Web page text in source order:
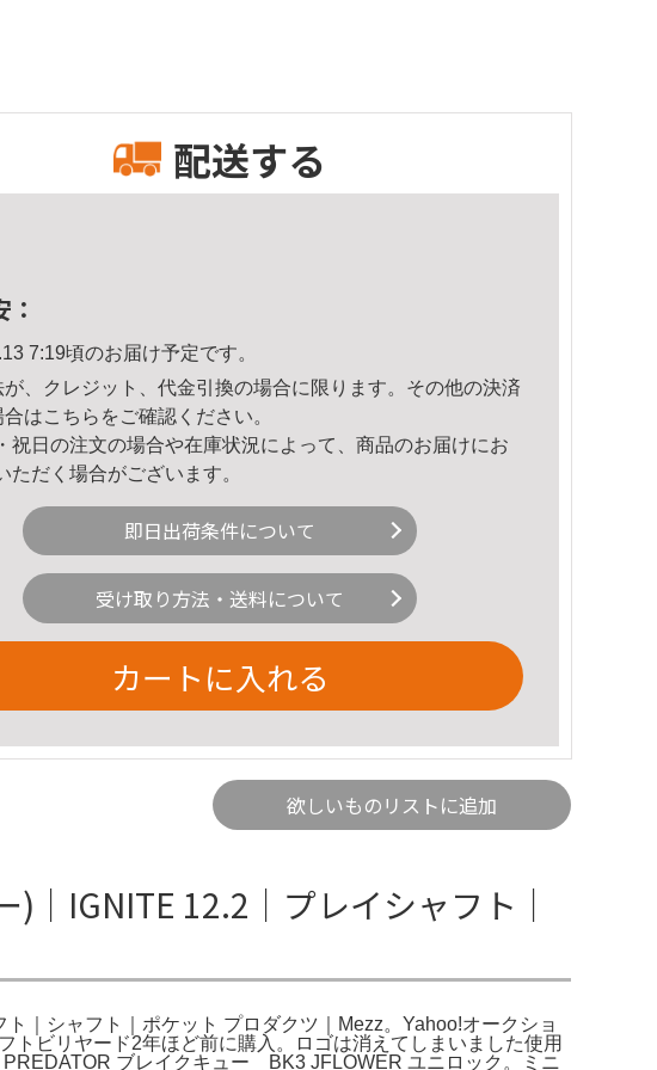
配送する
7:19頃のお届け予定です。
、クレジット、代金引換の場合に限ります。その他の決済
合はこちら をご確認ください。
祝日の注文の場合や在庫状況によって、商品のお届けにお
ただく場合がございます。
即日出荷条件について
受け取り方法・送料について
カートに入れる
欲しいものリストに追加
IGNITE 12.2｜プレイシャフト｜
｜シャフト｜ポケット プロダクツ｜Mezz。Yahoo!オークショ
ビリヤード2年ほど前に購入。ロゴは消えてしまいました使用
ブレイクキュー BK3 JFLOWER ユニロック。ミニ